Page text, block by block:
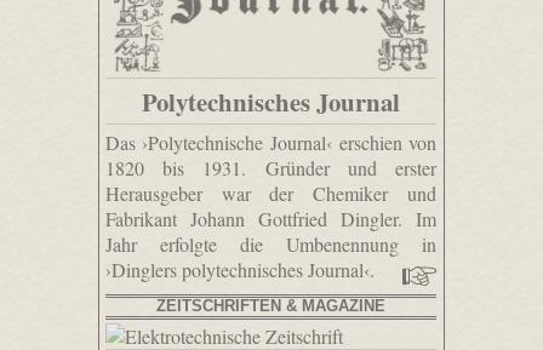
Polytechnisches Journal
Das ›Polytechnische Journal‹ erschien von
1820 bis 1931. Gründer und erster
Herausgeber war der Chemiker und
Fabrikant Johann Gottfried Dingler. Im
Jahr erfolgte die Umbenennung in
›Dinglers polytechnisches Journal‹.
ZEITSCHRIFTEN & MAGAZINE